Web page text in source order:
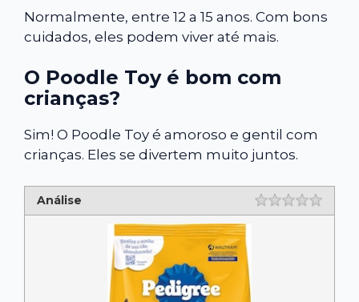
Normalmente, entre 12 a 15 anos. Com bons
cuidados, eles podem viver até mais.
O Poodle Toy é bom com
crianças?
Sim! O Poodle Toy é amoroso e gentil com
crianças. Eles se divertem muito juntos.
Análise Rating